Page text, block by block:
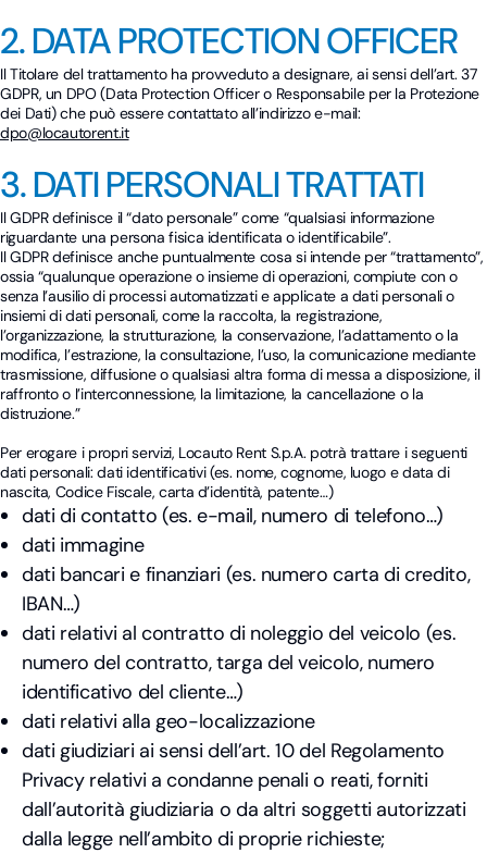
2. DATA PROTECTION OFFICER
Il Titolare del trattamento ha provveduto a designare, ai sensi dell’art. 37
GDPR, un DPO (Data Protection Officer o Responsabile per la Protezione
dei Dati) che può essere contattato all’indirizzo e-mail:
dpo@locautorent.it
3. DATI PERSONALI TRATTATI
Il GDPR definisce il “dato personale” come “qualsiasi informazione
riguardante una persona fisica identificata o identificabile”.
Il GDPR definisce anche puntualmente cosa si intende per “trattamento”,
ossia “qualunque operazione o insieme di operazioni, compiute con o
senza l’ausilio di processi automatizzati e applicate a dati personali o
insiemi di dati personali, come la raccolta, la registrazione,
l’organizzazione, la strutturazione, la conservazione, l’adattamento o la
modifica, l’estrazione, la consultazione, l’uso, la comunicazione mediante
trasmissione, diffusione o qualsiasi altra forma di messa a disposizione, il
raffronto o l’interconnessione, la limitazione, la cancellazione o la
distruzione.”
Per erogare i propri servizi, Locauto Rent S.p.A. potrà trattare i seguenti
dati personali: dati identificativi (es. nome, cognome, luogo e data di
nascita, Codice Fiscale, carta d’identità, patente…)
dati di contatto (es. e-mail, numero di telefono…)
dati immagine
dati bancari e finanziari (es. numero carta di credito,
IBAN…)
dati relativi al contratto di noleggio del veicolo (es.
numero del contratto, targa del veicolo, numero
identificativo del cliente…)
dati relativi alla geo-localizzazione
dati giudiziari ai sensi dell’art. 10 del Regolamento
Privacy relativi a condanne penali o reati, forniti
dall’autorità giudiziaria o da altri soggetti autorizzati
dalla legge nell’ambito di proprie richieste;